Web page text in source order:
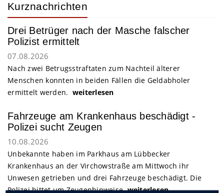
Kurznachrichten
Drei Betrüger nach der Masche falscher
Polizist ermittelt
07.08.2026
Nach zwei Betrugsstraftaten zum Nachteil älterer
Menschen konnten in beiden Fällen die Geldabholer
ermittelt werden. weiterlesen
Fahrzeuge am Krankenhaus beschädigt -
Polizei sucht Zeugen
10.08.2026
Unbekannte haben im Parkhaus am Lübbecker
Krankenhaus an der Virchowstraße am Mittwoch ihr
Unwesen getrieben und drei Fahrzeuge beschädigt. Die
Polizei bittet um Zeugenhinweise.weiterlesen